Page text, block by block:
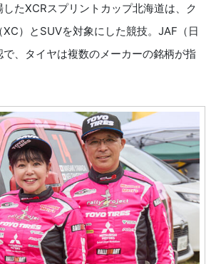
たXCRスプリントカップ北海道は、ク
）とSUVを対象にした競技。JAF（日
、タイヤは複数のメーカーの銘柄が指